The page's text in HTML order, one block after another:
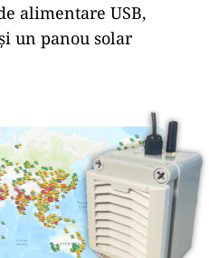
alimentare USB,
un panou solar